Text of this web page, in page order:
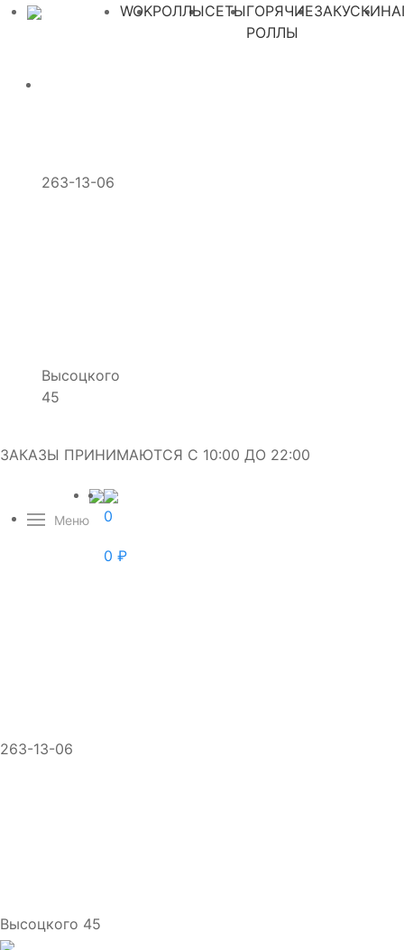
263-13-06
Высоцкого
45
WOKРОЛЛЫСЕТЫГОРЯЧИЕ
РОЛЛЫ
ЗАКУСКИ
ЗАКАЗЫ ПРИНИМАЮТСЯ С 10:00 ДО 22:00
Меню 0
0 ₽
263-13-06
Высоцкого 45